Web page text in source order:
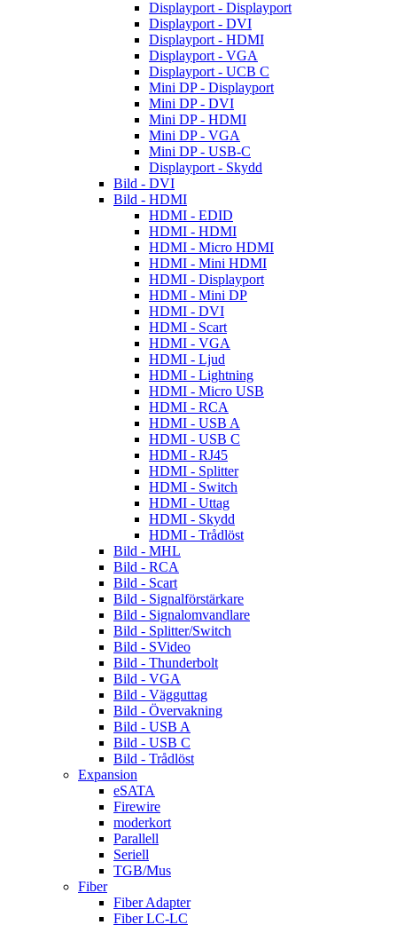
Displayport - Displayport
Displayport - DVI
Displayport - HDMI
Displayport - VGA
Displayport - UCB C
Mini DP - Displayport
Mini DP - DVI
Mini DP - HDMI
Mini DP - VGA
Mini DP - USB-C
Displayport - Skydd
Bild - DVI
Bild - HDMI
HDMI - EDID
HDMI - HDMI
HDMI - Micro HDMI
HDMI - Mini HDMI
HDMI - Displayport
HDMI - Mini DP
HDMI - DVI
HDMI - Scart
HDMI - VGA
HDMI - Ljud
HDMI - Lightning
HDMI - Micro USB
HDMI - RCA
HDMI - USB A
HDMI - USB C
HDMI - RJ45
HDMI - Splitter
HDMI - Switch
HDMI - Uttag
HDMI - Skydd
HDMI - Trådlöst
Bild - MHL
Bild - RCA
Bild - Scart
Bild - Signalförstärkare
Bild - Signalomvandlare
Bild - Splitter/Switch
Bild - SVideo
Bild - Thunderbolt
Bild - VGA
Bild - Vägguttag
Bild - Övervakning
Bild - USB A
Bild - USB C
Bild - Trådlöst
Expansion
eSATA
Firewire
moderkort
Parallell
Seriell
TGB/Mus
Fiber
Fiber Adapter
Fiber LC-LC